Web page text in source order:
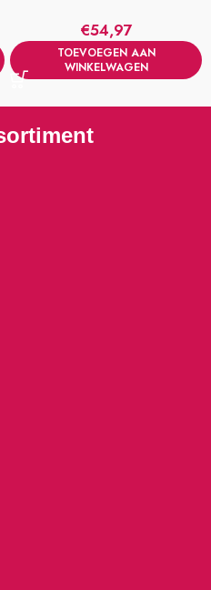
€54,97
TOEVOEGEN AAN
WINKELWAGEN